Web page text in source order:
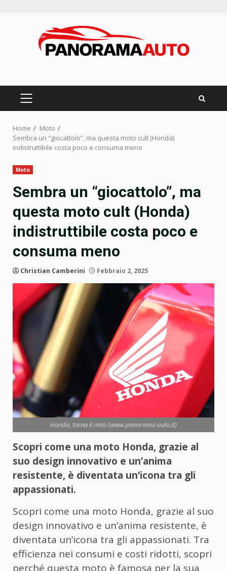
PRIMARY
Home
Moto
Sembra un “giocattolo”, ma questa moto cult (Honda)
indistruttibile costa poco e consuma meno
Moto
Sembra un “giocattolo”, ma
questa moto cult (Honda)
indistruttibile costa poco e
consuma meno
Christian Camberini Febbraio 2, 2025
Honda, torna il mito (www.panorama-auto.it)
Scopri come una moto Honda, grazie al
suo design innovativo e un’anima
resistente, è diventata un’icona tra gli
appassionati.
Scopri come una moto Honda, grazie al suo
design innovativo e un’anima resistente, è
diventata un’icona tra gli appassionati. Tra
efficienza nei consumi e costi ridotti, scopri
perché questa moto è famosa per la sua